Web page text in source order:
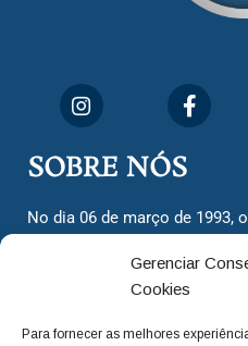
Gerenciar
Cookies
Para fornecer as melhores
SOBRE NÓS
No dia 06 de março de 1993,
cidadãos valinhenses, já que
dois jornais. Há mais de 30